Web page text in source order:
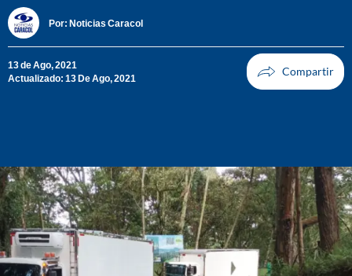
Por: Noticias Caracol
13 de Ago, 2021
Actualizado: 13 De Ago, 2021